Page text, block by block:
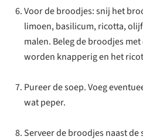
Voor de broodjes: snij het
limoen, basilicum, ricotta,
malen. Beleg de broodjes
worden knapperig en het
Pureer de soep. Voeg
wat peper.
Serveer de broodjes naast